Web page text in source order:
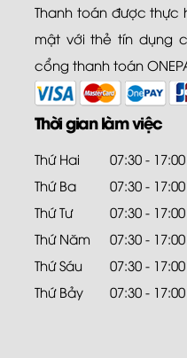
Thanh toán được
mật với thẻ tín dụng
cổng thanh toán
Thời gian làm việc
Thứ Hai
07:30 - 17:00
Thứ Ba
07:30 - 17:00
Thứ Tư
07:30 - 17:00
Thứ Năm
07:30 - 17:00
Thứ Sáu
07:30 - 17:00
Thứ Bảy
07:30 - 17:00